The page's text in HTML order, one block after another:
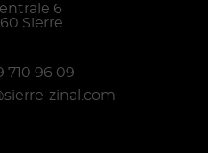
6
Sierre
710 96 09
zinal.com